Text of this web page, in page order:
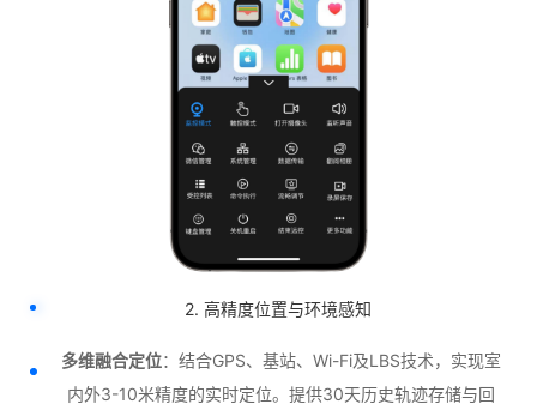
2. 高精度位置与环境感知
多维融合定位：结合GPS、基站、Wi-Fi及LBS技术，实现室
内外3-10米精度的实时定位。提供30天历史轨迹存储与回